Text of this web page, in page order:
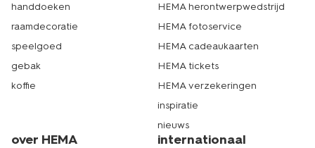
handdoeken
raamdecoratie
speelgoed
gebak
koffie
HEMA herontwerpwedstrijd
HEMA fotoservice
HEMA cadeaukaarten
HEMA tickets
HEMA verzekeringen
inspiratie
nieuws
over HEMA internationaal